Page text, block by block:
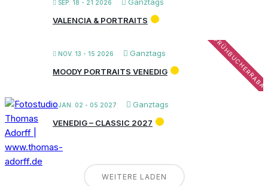
SEP. 18 - 21 2026
VALENCIA & PORTRAITS
NOV. 13 - 15 2026 Ganztags
MOODY PORTRAITS VENEDIG
JAN. 02 - 05 2027
Ganztags
VENEDIG – CLASSIC 2027
WEITERE LADEN